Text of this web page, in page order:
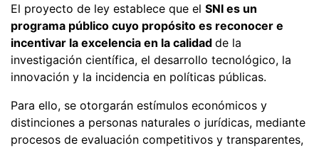
El proyecto de ley establece que el SNI es un
programa público cuyo propósito es reconocer e
incentivar la excelencia en la calidad de la
investigación científica, el desarrollo tecnológico, la
innovación y la incidencia en políticas públicas.
Para ello, se otorgarán estímulos económicos y
distinciones a personas naturales o jurídicas, mediante
procesos de evaluación competitivos y transparentes,